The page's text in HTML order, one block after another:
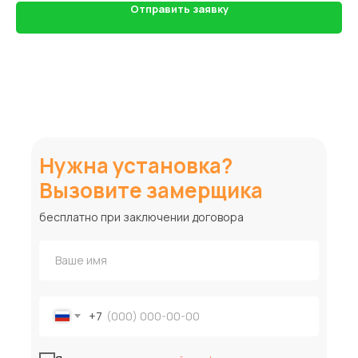
Отправить заявку
Нужна установка?
Вызовите замерщика
+7
бесплатно при заключении договора